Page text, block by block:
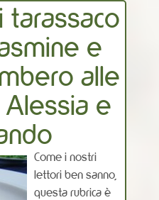
tarassaco
e
alle
e
Come i nostri
lettori ben sanno,
questa rubrica è